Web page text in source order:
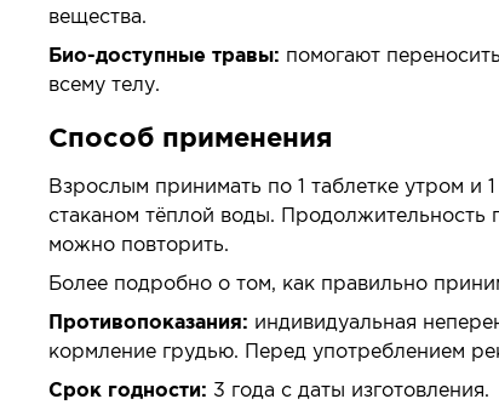
вещества.
Био-доступные травы: помогают
всему телу.
Способ применения
Взрослым принимать по 1 таблетке утром и
стаканом тёплой воды.
можно повторить.
Более подробно о том, как правильно
Противопоказания: индивидуальная
кормление грудью. Перед употреблением
Срок годности: 3 года с даты изготовления.